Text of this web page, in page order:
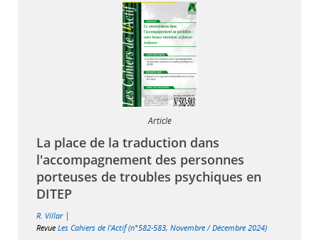
Article
La place de la traduction dans
l'accompagnement des personnes
porteuses de troubles psychiques en
DITEP
R. Villar |
Revue Les Cahiers de l'Actif (n°582-583, Novembre / Décembre 2024)